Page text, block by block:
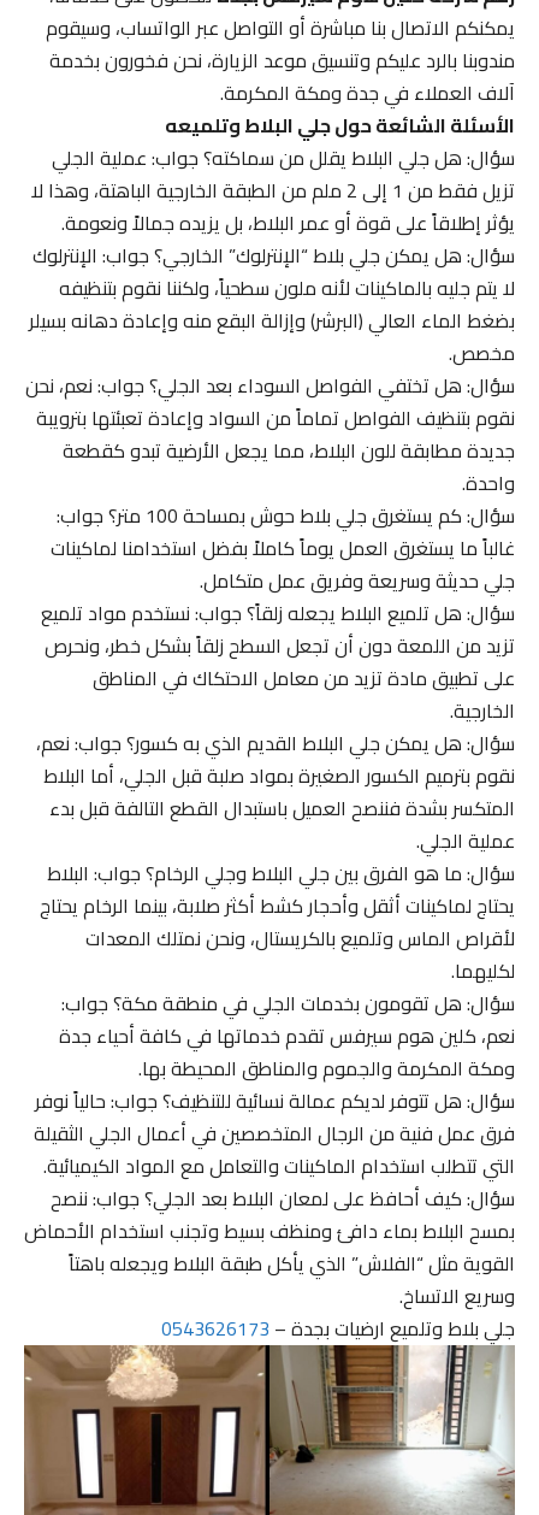
يمكنكم الاتصال بنا مباشرة أو التواصل عبر الواتساب، وسيقوم
مندوبنا بالرد عليكم وتنسيق موعد الزيارة، نحن فخورون بخدمة
آلاف العملاء في جدة ومكة المكرمة.
الأسئلة الشائعة حول جلي البلاط وتلميعه
سؤال: هل جلي البلاط يقلل من سماكته؟ جواب: عملية الجلي
تزيل فقط من 1 إلى 2 ملم من الطبقة الخارجية الباهتة، وهذا لا
يؤثر إطلاقاً على قوة أو عمر البلاط، بل يزيده جمالاً ونعومة.
سؤال: هل يمكن جلي بلاط “الإنترلوك” الخارجي؟ جواب: الإنترلوك
لا يتم جليه بالماكينات لأنه ملون سطحياً، ولكننا نقوم بتنظيفه
بضغط الماء العالي (البرشر) وإزالة البقع منه وإعادة دهانه بسيلر
مخصص.
سؤال: هل تختفي الفواصل السوداء بعد الجلي؟ جواب: نعم، نحن
نقوم بتنظيف الفواصل تماماً من السواد وإعادة تعبئتها بترويبة
جديدة مطابقة للون البلاط، مما يجعل الأرضية تبدو كقطعة
واحدة.
سؤال: كم يستغرق جلي بلاط حوش بمساحة 100 متر؟ جواب:
غالباً ما يستغرق العمل يوماً كاملاً بفضل استخدامنا لماكينات
جلي حديثة وسريعة وفريق عمل متكامل.
سؤال: هل تلميع البلاط يجعله زلقاً؟ جواب: نستخدم مواد تلميع
تزيد من اللمعة دون أن تجعل السطح زلقاً بشكل خطر، ونحرص
على تطبيق مادة تزيد من معامل الاحتكاك في المناطق
الخارجية.
سؤال: هل يمكن جلي البلاط القديم الذي به كسور؟ جواب: نعم،
نقوم بترميم الكسور الصغيرة بمواد صلبة قبل الجلي، أما البلاط
المتكسر بشدة فننصح العميل باستبدال القطع التالفة قبل بدء
عملية الجلي.
سؤال: ما هو الفرق بين جلي البلاط وجلي الرخام؟ جواب: البلاط
يحتاج لماكينات أثقل وأحجار كشط أكثر صلابة، بينما الرخام يحتاج
لأقراص الماس وتلميع بالكريستال، ونحن نمتلك المعدات
لكليهما.
سؤال: هل تقومون بخدمات الجلي في منطقة مكة؟ جواب:
نعم، كلين هوم سيرفس تقدم خدماتها في كافة أحياء جدة
ومكة المكرمة والجموم والمناطق المحيطة بها.
سؤال: هل تتوفر لديكم عمالة نسائية للتنظيف؟ جواب: حالياً نوفر
فرق عمل فنية من الرجال المتخصصين في أعمال الجلي الثقيلة
التي تتطلب استخدام الماكينات والتعامل مع المواد الكيميائية.
سؤال: كيف أحافظ على لمعان البلاط بعد الجلي؟ جواب: ننصح
بمسح البلاط بماء دافئ ومنظف بسيط وتجنب استخدام الأحماض
القوية مثل “الفلاش” الذي يأكل طبقة البلاط ويجعله باهتاً
وسريع الاتساخ.
جلي بلاط وتلميع ارضيات بجدة –0543626173